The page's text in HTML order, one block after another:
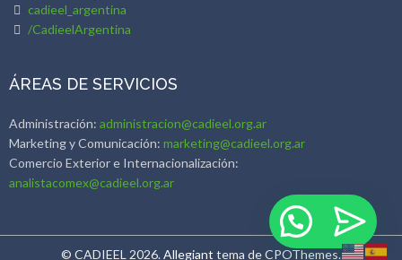
cadieel_argentina
/CadieelArgentina
ÁREAS DE SERVICIOS
Administración: administracion@cadieel.org.ar
Marketing y Comunicación: marketing@cadieel.org.ar
Comercio Exterior e Internacionalización:
analistacomex@cadieel.org.ar
© CADIEEL 2026.Allegiant tema de CPOThemes.